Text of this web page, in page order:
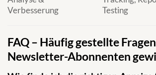
Verbesserung
Testing
FAQ – Häufig gestellte
Newsletter-Abonnenten